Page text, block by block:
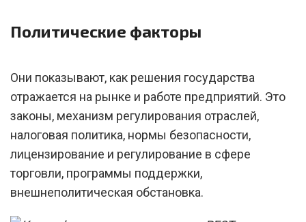
Политические факторы
Они показывают, как решения государства
отражается на рынке и работе предприятий. Это
законы, механизм регулирования отраслей,
налоговая политика, нормы безопасности,
лицензирование и регулирование в сфере
торговли, программы поддержки,
внешнеполитическая обстановка.